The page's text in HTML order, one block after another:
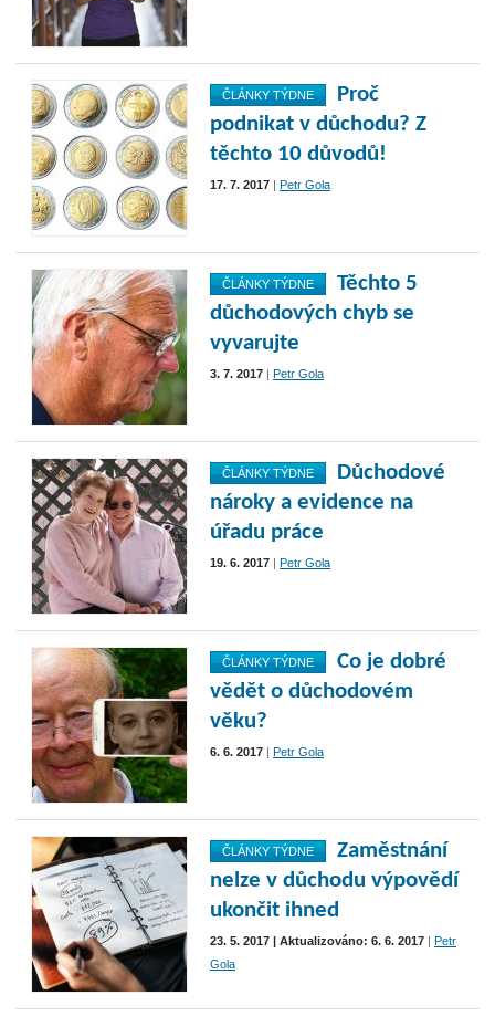
ČLÁNKY TÝDNE
Proč
podnikat v důchodu? Z
těchto 10 důvodů!
17. 7. 2017 Petr Gola
ČLÁNKY TÝDNE
Těchto 5
důchodových chyb se
vyvarujte
3. 7. 2017 Petr Gola
ČLÁNKY TÝDNE
Důchodové
nároky a evidence na
úřadu práce
19. 6. 2017 Petr Gola
ČLÁNKY TÝDNE
Co je dobré
vědět o důchodovém
věku?
6. 6. 2017 Petr Gola
ČLÁNKY TÝDNE
Zaměstnání
nelze v důchodu výpovědí
ukončit ihned
23. 5. 2017 | Aktualizováno: 6. 6. 2017
Petr
Gola